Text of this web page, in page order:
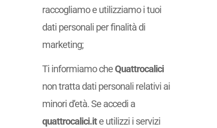
raccogliamo e utilizziamo i tuoi
dati personali per finalità di
marketing;
Ti informiamo cheQuattrocalici
non tratta dati personali relativi ai
minori d’età. Se accedi a
quattrocalici.ite utilizzi i servizi